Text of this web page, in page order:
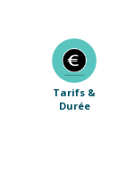
Tarifs &
Durée